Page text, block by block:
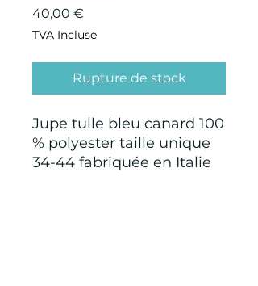
40,00 €
TVA Incluse
Rupture de stock
Jupe tulle bleu canard 100
% polyester taille unique
34-44 fabriquée en Italie